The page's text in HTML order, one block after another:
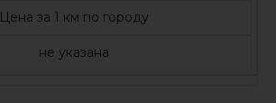
Цена за 1 км по городу
не указана